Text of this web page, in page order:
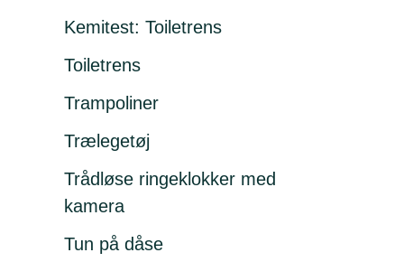
Kemitest: Toiletrens
Toiletrens
Trampoliner
Trælegetøj
Trådløse ringeklokker med
kamera
Tun på dåse